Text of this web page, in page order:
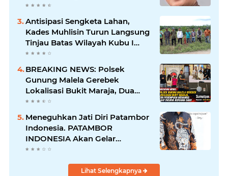
Pastikan Proses Hukum
Berjalan
Antisipasi Sengketa Lahan,
Kades Muhlisin Turun Langsung
Tinjau Batas Wilayah Kubu I
yang Diduga Diserobot PT Jatim
BREAKING NEWS: Polsek
Gunung Malela Gerebek
Lokalisasi Bukit Maraja, Dua
Perempuan Menangis Saat
Diciduk Bersama Sabu
Meneguhkan Jati Diri Patambor
Indonesia. PATAMBOR
INDONESIA Akan Gelar
RAKERNAS II Di Jakarta.
Lihat Selengkapnya